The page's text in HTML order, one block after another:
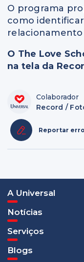
O programa
como
O The Love
na tela da
Colaborador
Record /
Reportar erro
A Universal
Notícias
Serviços
Blogs